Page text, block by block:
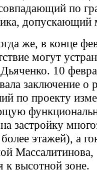
по
допускающий
же, в конце
могут
10
заключение о
по проекту
на застройку
этажей), а
Массалитинова,
к высотной зоне.